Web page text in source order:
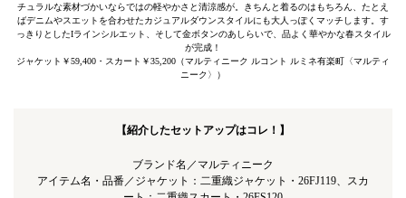
チュラルな素材づかいならではの軽やかさと清涼感が。きちんと着るのはもちろん、たとえ
ばデニムやスエットを合わせたカジュアルダウンスタイルにも大人っぽくマッチします。す
っきりとしたIラインシルエット、そして金ボタンのあしらいで、品よく華やかな春スタイル
が完成！
ジャケット￥59,400・スカート￥35,200（マルティニーク ルコント ルミネ有楽町〈マルティ
ニーク〉）
【紹介したセットアップはコレ！】
ブランド名／マルティニーク
アイテム名・品番／ジャケット：二重織ジャケット・26FJ119、スカ